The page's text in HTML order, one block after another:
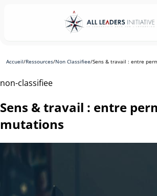
Accueil/Ressources/Non Classifiee/Sens & travail : entre
non-classifiee
Sens & travail : entre
mutations